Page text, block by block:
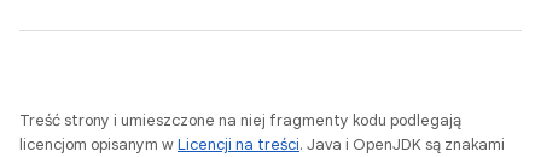
Treść strony i umieszczone na niej fragmenty kodu podlegają
licencjom opisanym wLicencji na treści. Java i OpenJDK są znakami